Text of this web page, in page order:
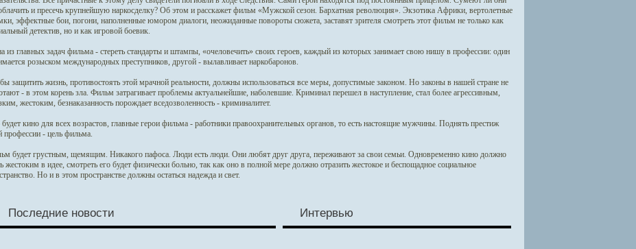
и пресечь крупнейшую наркосделку? Об этом и расскажет фильм «Мужской сезон. Бархатная революция». Экзотика Африки, вертолетные
эффектные бои, погони, наполненные юмором диалоги, неожиданные повороты сюжета, заставят зрителя смотреть этот фильм не только как
детектив, но и как игровой боевик.
из главных задач фильма - стереть стандарты и штампы, «очеловечить» своих героев, каждый из которых занимает свою нишу в профессии: один
розыском международных преступников, другой - вылавливает наркобаронов.
защитить жизнь, противостоять этой мрачной реальности, должны использоваться все меры, допустимые законом. Но законы в нашей стране не
- в этом корень зла. Фильм затрагивает проблемы актуальнейшие, наболевшие. Криминал перешел в наступление, стал более агрессивным,
жестоким, безнаказанность порождает вседозволенность - криминалитет.
кино для всех возрастов, главные герои фильма - работники правоохранительных органов, то есть настоящие мужчины. Поднять престиж
профессии - цель фильма.
будет грустным, щемящим. Никакого пафоса. Люди есть люди. Они любят друг друга, переживают за свои семьи. Одновременно кино должно
жестоким в идее, смотреть его будет физически больно, так как оно в полной мере должно отразить жестокое и беспощадное социальное
Но и в этом пространстве должны остаться надежда и свет.
Последние новости Интервью